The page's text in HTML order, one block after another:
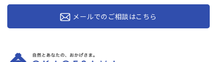
メールでのご相談はこちら